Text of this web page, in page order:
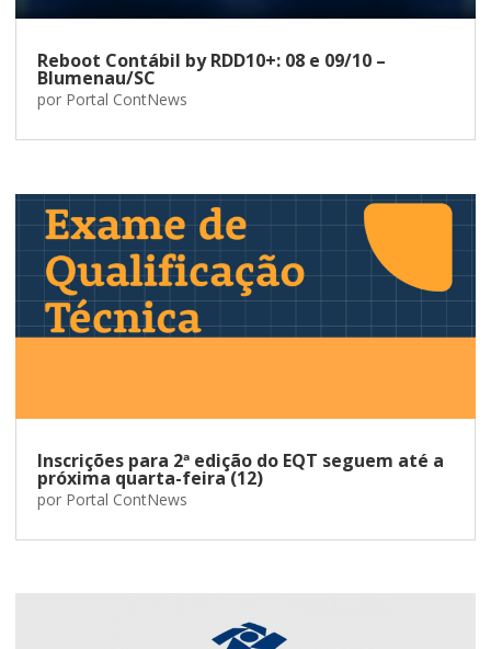
Reboot Contábil by RDD10+: 08 e 09/10 –
Blumenau/SC
por Portal ContNews
Inscrições para 2ª edição do EQT seguem até a
próxima quarta-feira (12)
por Portal ContNews